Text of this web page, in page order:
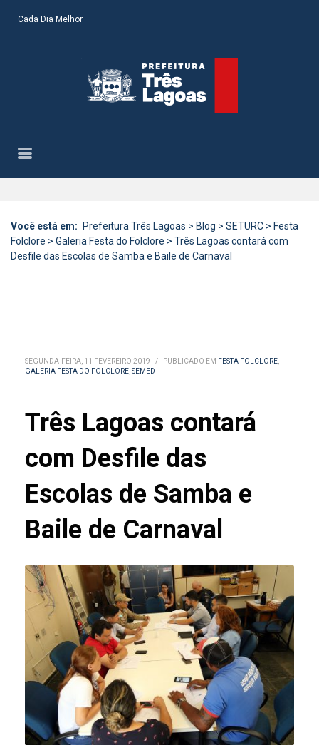
Cada Dia Melhor
Você está em: Prefeitura Três Lagoas > Blog > SETURC > Festa
Folclore > Galeria Festa do Folclore > Três Lagoas contará com
Desfile das Escolas de Samba e Baile de Carnaval
SEGUNDA-FEIRA, 11 FEVEREIRO 2019 / PUBLICADO EM FESTA FOLCLORE,
GALERIA FESTA DO FOLCLORE,SEMED
Três Lagoas contará
com Desfile das
Escolas de Samba e
Baile de Carnaval